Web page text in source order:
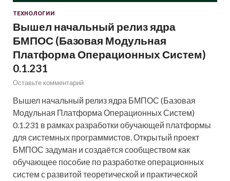
ТЕХНОЛОГИИ
Вышел начальный релиз ядра
БМПОС (Базовая Модульная
Платформа Операционных Систем)
0.1.231
Оставьте комментарий
Вышел начальный релиз ядра БМПОС (Базовая
Модульная Платформа Операционных Систем)
0.1.231 в рамках разработки обучающей платформы
для системных программистов. Открытый проект
БМПОС задуман и создаётся сообществом как
обучающее пособие по разработке операционных
систем с развитой теоретической и практической